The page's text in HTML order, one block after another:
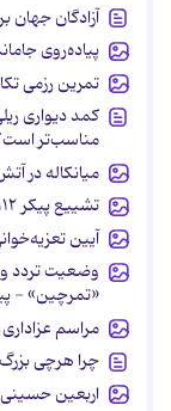
آزادگان
پیاده‌روی
تمرین رزمی
کمد دیواری
مناسب‌تر
میانکاله در
تشییع پیکر ۱۱۲ شهید در غزه پس از ۳ سال زیر آوار ماندن
آیین
وضعیت تردد و
«تمرچین» -
مراسم
چرا هرچی
اربعین حسینی